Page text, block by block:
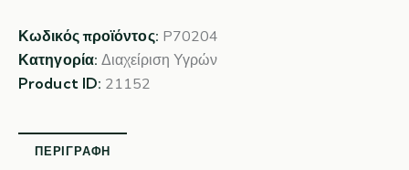
Κωδικός προϊόντος: P70204
Κατηγορία:Διαχείριση Υγρών
Product ID: 21152
ΠΕΡΙΓΡΑΦΉ